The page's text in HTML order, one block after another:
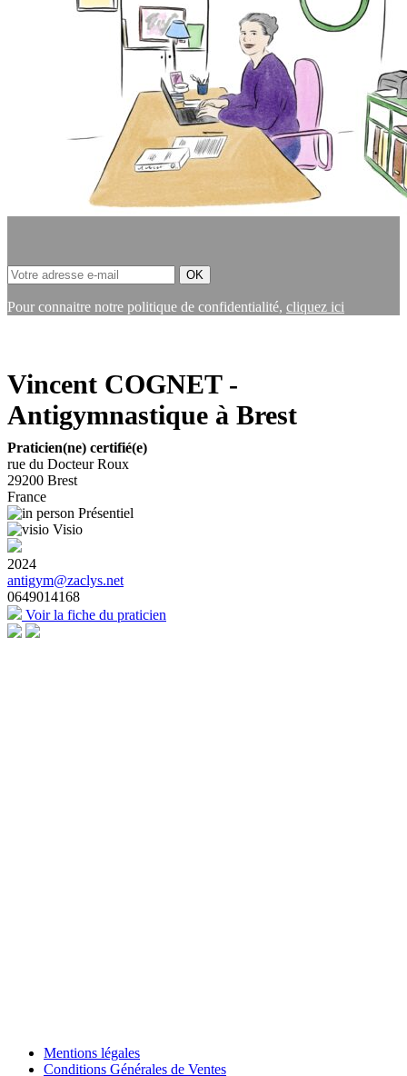
Pour connaitre notre politique de confidentialité, cliquez ici
Vincent COGNET -
Antigymnastique à Brest
Praticien(ne) certifié(e)
rue du Docteur Roux
29200 Brest
France
Présentiel
Visio
2024
antigym@zaclys.net
0649014168
Voir la fiche du praticien
Mentions légales
Conditions Générales de Ventes